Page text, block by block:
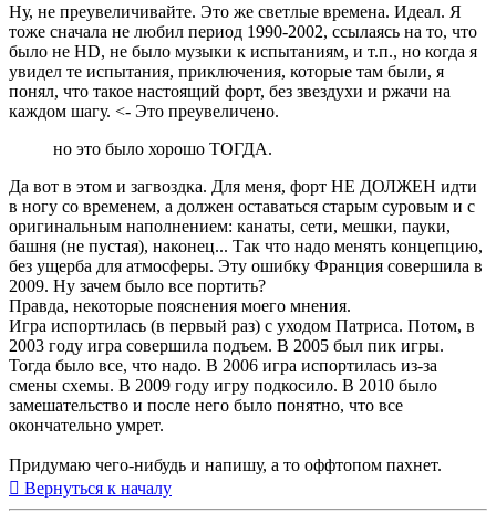
Ну, не преувеличивайте. Это же светлые времена. Идеал. Я
тоже сначала не любил период 1990-2002, ссылаясь на то, что
было не HD, не было музыки к испытаниям, и т.п., но когда я
увидел те испытания, приключения, которые там были, я
понял, что такое настоящий форт, без звездухи и ржачи на
каждом шагу. <- Это преувеличено.
но это было хорошо ТОГДА.
Да вот в этом и загвоздка. Для меня, форт НЕ ДОЛЖЕН идти
в ногу со временем, а должен оставаться старым суровым и с
оригинальным наполнением: канаты, сети, мешки, пауки,
башня (не пустая), наконец... Так что надо менять концепцию,
без ущерба для атмосферы. Эту ошибку Франция совершила в
2009. Ну зачем было все портить?
Правда, некоторые пояснения моего мнения.
Игра испортилась (в первый раз) с уходом Патриса. Потом, в
2003 году игра совершила подъем. В 2005 был пик игры.
Тогда было все, что надо. В 2006 игра испортилась из-за
смены схемы. В 2009 году игру подкосило. В 2010 было
замешательство и после него было понятно, что все
окончательно умрет.
Придумаю чего-нибудь и напишу, а то оффтопом пахнет.
Вернуться к началу